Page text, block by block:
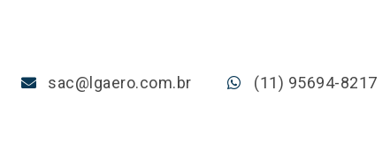
sac@lgaero.com.br (11) 95694-8217